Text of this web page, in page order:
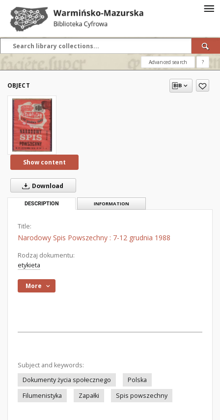
Advanced search ?
OBJECT
Show content
Download
DESCRIPTION INFORMATION
Title:
Narodowy Spis Powszechny : 7-12 grudnia 1988
Rodzaj dokumentu:
etykieta
More
Subject and keywords:
Dokumenty życia społecznego
Polska
Filumenistyka
Zapałki Spis powszechny